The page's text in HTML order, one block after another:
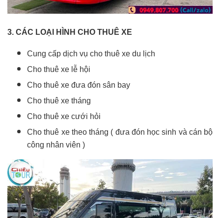
3. CÁC LOẠI HÌNH CHO THUÊ XE
Cung cấp dịch vụ cho thuê xe du lịch
Cho thuê xe lễ hội
Cho thuê xe đưa đón sân bay
Cho thuê xe tháng
Cho thuê xe cưới hỏi
Cho thuê xe theo tháng ( đưa đón học sinh và cán bộ
công nhân viên )